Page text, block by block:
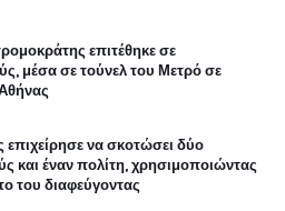
επιτέθηκε σε
μέσα σε τούνελ του Μετρό σε
επιχείρησε να σκοτώσει δύο
και έναν πολίτη, χρησιμοποιώντας
του διαφεύγοντας